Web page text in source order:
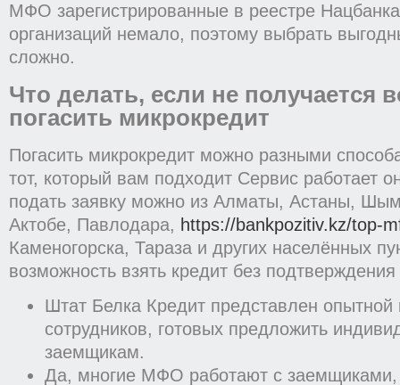
МФО зарегистрированные в реестре
организаций немало, поэтому выбрать
сложно.
Что делать, если не получается
погасить микрокредит
Погасить микрокредит можно разными
тот, который вам подходит Сервис работает
подать заявку можно из Алматы, Астаны,
Актобе, Павлодара, https://bankpozitiv.kz/top-
Каменогорска, Тараза и других населённых
возможность взять кредит без
Штат Белка Кредит представлен опытной
сотрудников, готовых предложить
заемщикам.
Да, многие МФО работают с